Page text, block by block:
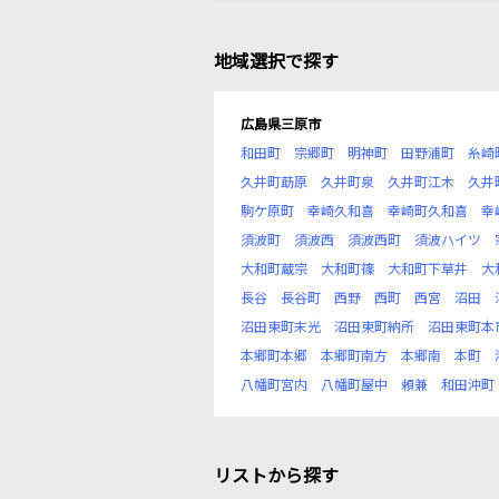
地域選択で探す
広島県三原市
和田町
宗郷町 明神町 田野浦町
糸崎
久井町莇原
久井町泉 久井町江木
久井
駒ケ原町
幸崎久和喜 幸崎町久和喜
幸
須波町
須波西 須波西町 須波ハイツ
大和町蔵宗
大和町篠 大和町下草井
大
長谷
長谷町 西野 西町 西宮 沼田
沼田東町末光
沼田東町納所
沼田東町本
本郷町本郷
本郷町南方 本郷南 本町
八幡町宮内
八幡町屋中 頼兼 和田沖町
リストから探す